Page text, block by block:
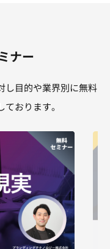
ナー
し目的や業界別に無料
おります。